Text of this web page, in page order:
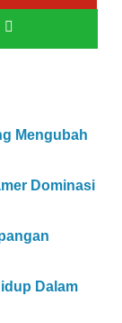
Mengubah
Dominasi
Dalam